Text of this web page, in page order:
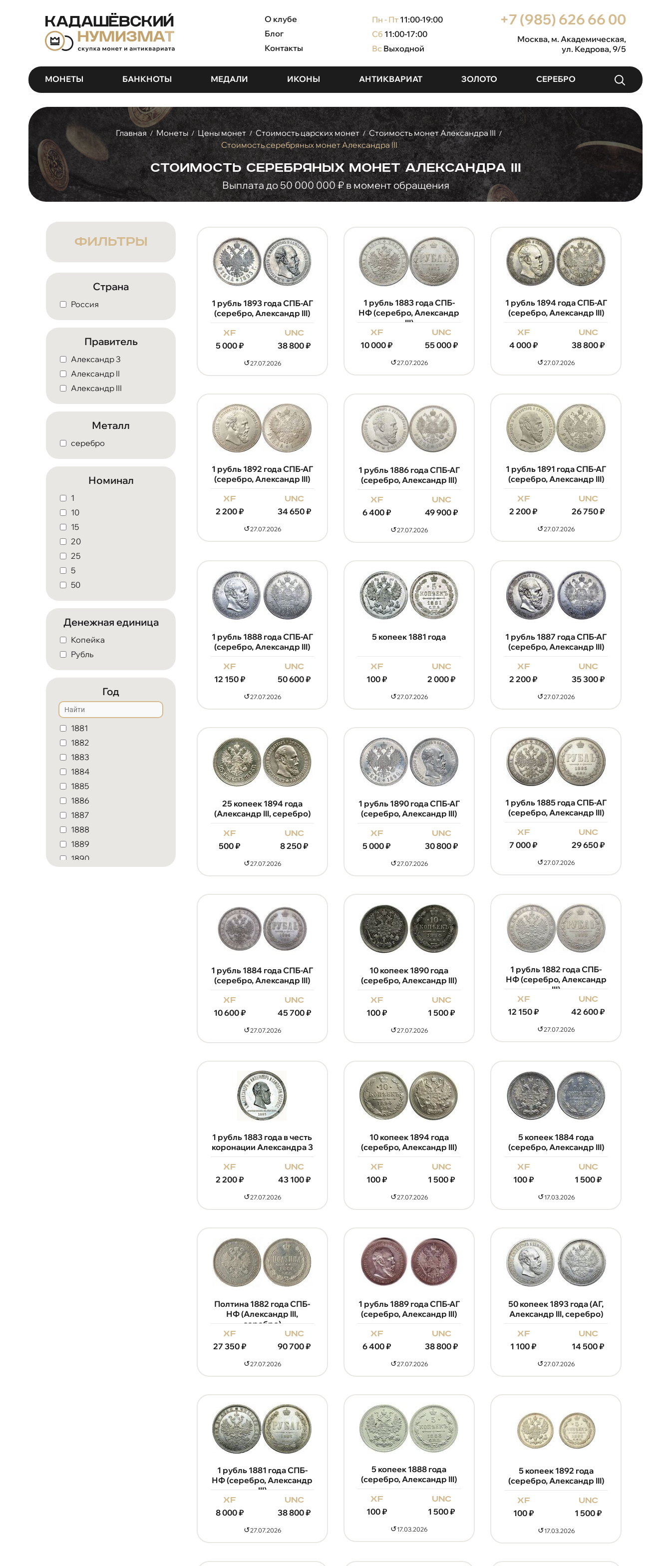
О клубе
Блог
Контакты
Пн - Пт 11:00-19:00
Сб 11:00-17:00
Вс Выходной
+7 (985) 626 66 00
Москва, м. Академическая,
ул. Кедрова, 9/5
МОНЕТЫ БАНКНОТЫ МЕДАЛИ ИКОНЫ АНТИКВАРИАТ ЗОЛОТО СЕРЕБРО
Главная / Монеты / Цены монет / Стоимость царских монет / Стоимость монет Александра III /
Стоимость серебряных монет Александра III
Стоимость серебряных монет Александра III
Выплата до 50 000 000 ₽ в момент обращения
ФИЛЬТРЫ
Страна
Россия
Правитель
Александр 3
Александр II
Александр III
Металл
серебро
Номинал
1
10
15
20
25
5
50
Денежная единица
Копейка
Рубль
Год
1881
1882
1883
1884
1885
1886
1887
1888
1889
1890
1 рубль 1893 года СПБ-АГ
(серебро, Александр III)
xf
5 000₽
unc
38 800₽
↺27.07.2026
1 рубль 1883 года СПБ-
НФ (серебро, Александр
III)
xf
10 000₽
unc
55 000₽
↺27.07.2026
1 рубль 1894 года СПБ-АГ
(серебро, Александр III)
xf
4 000₽
unc
38 800₽
↺27.07.2026
1 рубль 1892 года СПБ-АГ
(серебро, Александр III)
xf
2 200₽
unc
34 650₽
↺27.07.2026
1 рубль 1886 года СПБ-АГ
(серебро, Александр III)
xf
6 400₽
unc
49 900₽
↺27.07.2026
1 рубль 1891 года СПБ-АГ
(серебро, Александр III)
xf
2 200₽
unc
26 750₽
↺27.07.2026
1 рубль 1888 года СПБ-АГ
(серебро, Александр III)
xf
12 150₽
unc
50 600₽
↺27.07.2026
5 копеек 1881 года
xf
100₽
unc
2 000₽
↺27.07.2026
1 рубль 1887 года СПБ-АГ
(серебро, Александр III)
xf
2 200₽
unc
35 300₽
↺27.07.2026
25 копеек 1894 года
(Александр III, серебро)
xf
500₽
unc
8 250₽
↺27.07.2026
1 рубль 1890 года СПБ-АГ
(серебро, Александр III)
xf
5 000₽
unc
30 800₽
↺27.07.2026
1 рубль 1885 года СПБ-АГ
(серебро, Александр III)
xf
7 000₽
unc
29 650₽
↺27.07.2026
1 рубль 1884 года СПБ-АГ
(серебро, Александр III)
xf
10 600₽
unc
45 700₽
↺27.07.2026
10 копеек 1890 года
(серебро, Александр III)
xf
100₽
unc
1 500₽
↺27.07.2026
1 рубль 1882 года СПБ-
НФ (серебро, Александр
III)
xf
12 150₽
unc
42 600₽
↺27.07.2026
1 рубль 1883 года в честь
коронации Александра 3
xf
2 200₽
unc
43 100₽
↺27.07.2026
10 копеек 1894 года
(серебро, Александр III)
xf
100₽
unc
1 500₽
↺27.07.2026
5 копеек 1884 года
(серебро, Александр III)
xf
100₽
unc
1 500₽
↺17.03.2026
Полтина 1882 года СПБ-
НФ (Александр III,
серебро)
xf
27 350₽
unc
90 700₽
↺27.07.2026
1 рубль 1889 года СПБ-АГ
(серебро, Александр III)
xf
6 400₽
unc
38 800₽
↺27.07.2026
50 копеек 1893 года (АГ,
Александр III, серебро)
xf
1 100₽
unc
14 500₽
↺27.07.2026
1 рубль 1881 года СПБ-
НФ (серебро, Александр
III)
xf
8 000₽
unc
38 800₽
↺27.07.2026
5 копеек 1888 года
(серебро, Александр III)
xf
100₽
unc
1 500₽
↺17.03.2026
5 копеек 1892 года
(серебро, Александр III)
xf
100₽
unc
1 500₽
↺17.03.2026